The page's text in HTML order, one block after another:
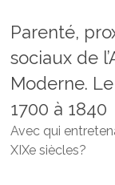
Parenté,
sociaux de
Moderne.
1700 à 1840
Avec qui
XIXe siècles?